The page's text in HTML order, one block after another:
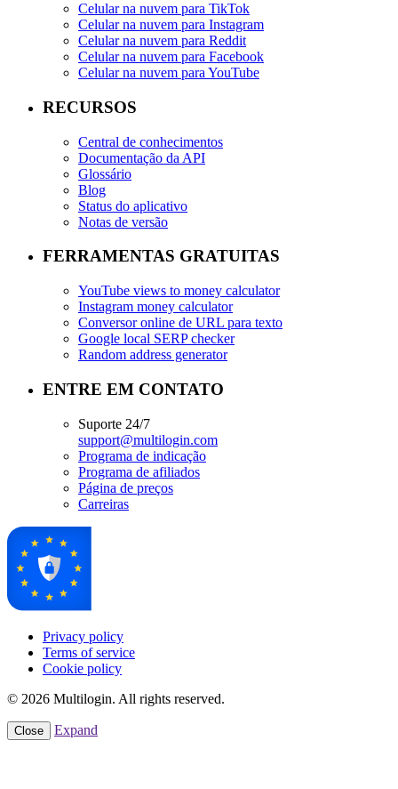
Celular na nuvem para TikTok
Celular na nuvem para Instagram
Celular na nuvem para Reddit
Celular na nuvem para Facebook
Celular na nuvem para YouTube
RECURSOS
Central de conhecimentos
Documentação da API
Glossário
Blog
Status do aplicativo
Notas de versão
FERRAMENTAS GRATUITAS
YouTube views to money calculator
Instagram money calculator
Conversor online de URL para texto
Google local SERP checker
Random address generator
ENTRE EM CONTATO
Suporte 24/7
support@multilogin.com
Programa de indicação
Programa de afiliados
Página de preços
Carreiras
Privacy policy
Terms of service
Cookie policy
© 2026 Multilogin. All rights reserved.
Close Expand